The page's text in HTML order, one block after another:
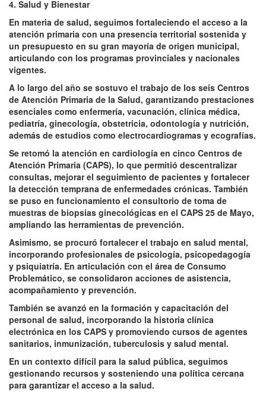
4. Salud y Bienestar
En materia de salud, seguimos fortaleciendo el acceso a la
atención primaria con una presencia territorial sostenida y
un presupuesto en su gran mayoría de origen municipal,
articulando con los programas provinciales y nacionales
vigentes.
A lo largo del año se sostuvo el trabajo de los seis Centros
de Atención Primaria de la Salud, garantizando prestaciones
esenciales como enfermería, vacunación, clínica médica,
pediatría, ginecología, obstetricia, odontología y nutrición,
además de estudios como electrocardiogramas y ecografías.
Se retomó la atención en cardiología en cinco Centros de
Atención Primaria (CAPS), lo que permitió descentralizar
consultas, mejorar el seguimiento de pacientes y fortalecer
la detección temprana de enfermedades crónicas. También
se puso en funcionamiento el consultorio de toma de
muestras de biopsias ginecológicas en el CAPS 25 de Mayo,
ampliando las herramientas de prevención.
Asimismo, se procuró fortalecer el trabajo en salud mental,
incorporando profesionales de psicología, psicopedagogía
y psiquiatría. En articulación con el área de Consumo
Problemático, se consolidaron acciones de asistencia,
acompañamiento y prevención.
También se avanzó en la formación y capacitación del
personal de salud, incorporando la historia clínica
electrónica en los CAPS y promoviendo cursos de agentes
sanitarios, inmunización, tuberculosis y salud mental.
En un contexto difícil para la salud pública, seguimos
gestionando recursos y sosteniendo una política cercana
para garantizar el acceso a la salud.